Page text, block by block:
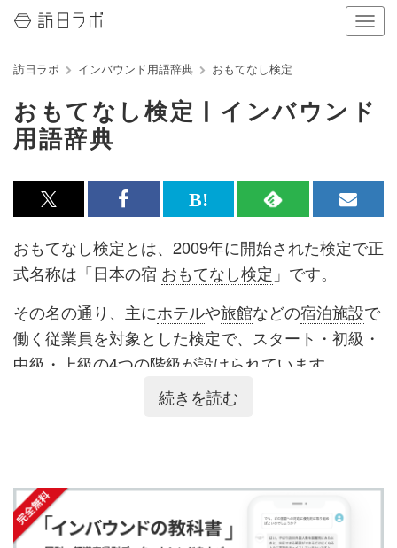
ナ
ビ
ョ
示
切
替
訪日ラボ インバウンド用語辞典 おもてなし検定
おもてなし検定 | インバウンド
用語辞典
x<br>
で
記
を
シ
Facebook<br>
で
記
を
シ
ェ
は
て
な
ブ
ッ
ク
マ
ー
追
加
RSS
で
記
事
を
購
読
メ
ル
登
録
おもてなし検定とは、2009年に開始された検定で正
式名称は「日本の宿 おもてなし検定 」です。
その名の通り、主にホテルや旅館などの宿泊施設で
働く従業員を対象とした検定で、スタート・初級・
中級・上級の4つの階級が設けられています。
において最も階級の低いスタートは
受験資格として受験する階級の1つ下位の階級に合
格していることが条件となるため、初めから中級や
続きを読む